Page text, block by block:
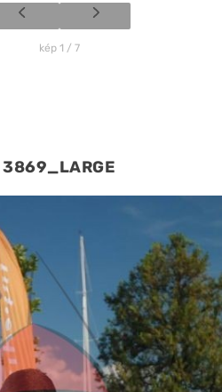
kép 1 / 7
3869_LARGE